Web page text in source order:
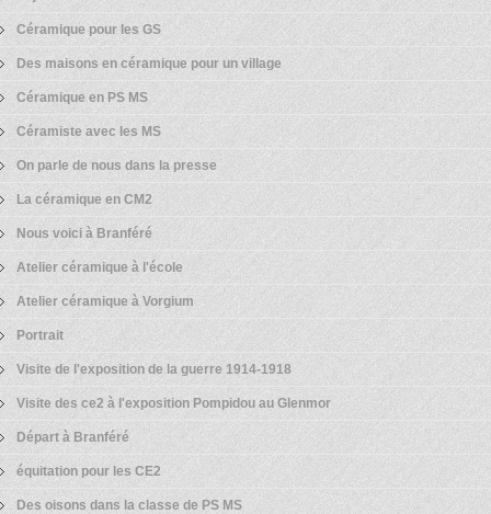
Céramique pour les GS
Des maisons en céramique pour un village
Céramique en PS MS
Céramiste avec les MS
On parle de nous dans la presse
La céramique en CM2
Nous voici à Branféré
Atelier céramique à l'école
Atelier céramique à Vorgium
Portrait
Visite de l'exposition de la guerre 1914-1918
Visite des ce2 à l'exposition Pompidou au Glenmor
Départ à Branféré
équitation pour les CE2
Des oisons dans la classe de PS MS